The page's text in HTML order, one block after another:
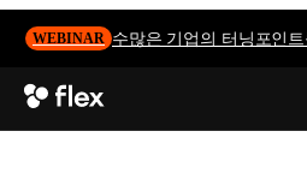
WEBINAR 수많은 기업의 터닝포인